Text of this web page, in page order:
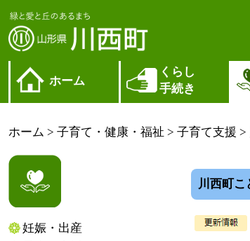
ホーム
くらし
手続き
ホーム > 子育て・健康・福祉 > 子育て支援 >
妊娠・出産
川西町こ